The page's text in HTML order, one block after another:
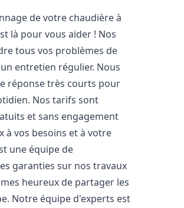
de votre chaudière à
là pour vous aider ! Nos
tous vos problèmes de
entretien régulier. Nous
réponse très courts pour
Nos tarifs sont
et sans engagement
vos besoins et à votre
une équipe de
garanties sur nos travaux
heureux de partager les
Notre équipe d'experts est